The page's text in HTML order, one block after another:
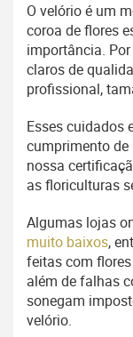
O velório é um
coroa de flores
importância.
claros de
profissional,
Esses cuidados
cumprimento
nossa
as floriculturas
Algumas lojas
muito baixos,
feitas com
além de falhas
sonegam
velório.